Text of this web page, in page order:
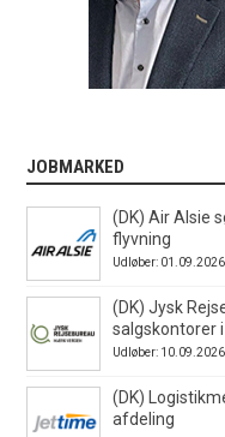
JOBMARKED
(DK) Air Alsie
flyvning
Udløber: 01.09.2026
(DK) Jysk
salgskontorer
Udløber: 10.09.2026
(DK)
afdeling